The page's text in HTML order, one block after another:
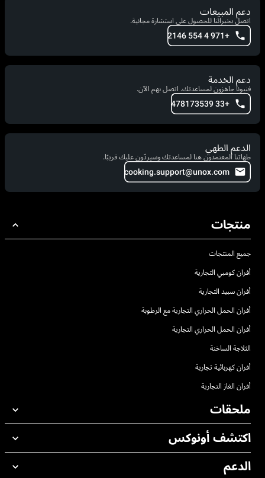
دعم المبيعات
اتصل بخبرائنا للحصول على استشارة مجانية.
+971 4 554 2146
دعم الخدمة
فنيونا جاهزون لمساعدتك. اتصل بهم الآن.
+33 478173539
الدعم الطهي
طهاتنا المعتمدون هنا لمساعدتك وسيردّون عليك قريبًا.
cooking.support@unox.com
منتجات
جميع المنتجات
أفران كومبي التجارية
أفران سبيد التجارية
أفران الحمل الحراري التجارية مع الرطوبة
أفران الحمل الحراري التجارية
الثلاجة الساخنة
أفران كهربائية تجارية
أفران الغاز التجارية
ملحقات
جميع الملحقات
منظفات الغسيل اليدوي
اكتشف أونوكس
مكاتبنا حول العالم
الدعم